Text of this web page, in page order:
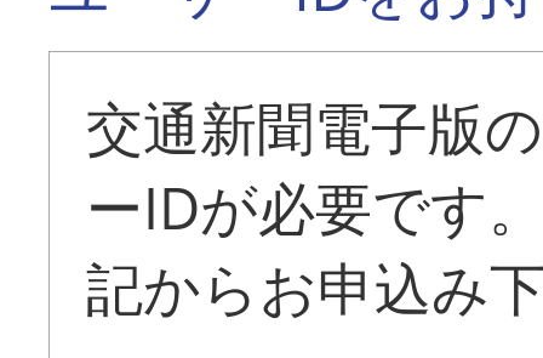
交通新聞電子版
ーIDが必要です
記からお申込み